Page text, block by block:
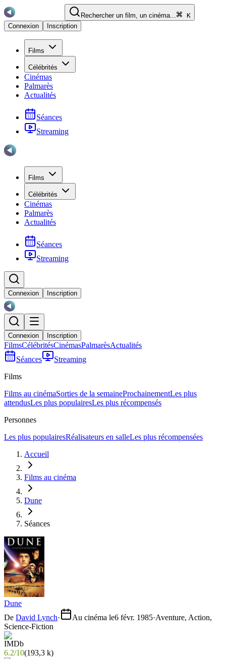
Rechercher un film, un cinéma...
K
Connexion
Inscription
Films
Célébrités
Cinémas
Palmarès
Actualités
Séances
Streaming
Films
Célébrités
Cinémas
Palmarès
Actualités
Séances
Streaming
Connexion Inscription
Connexion Inscription
FilmsCélébritésCinémasPalmarèsActualités
Séances
Streaming
Films
Films au cinémaSorties de la semaineProchainementLes plus
attendusLes plus populairesLes plus récompensés
Personnes
Les plus populairesRéalisateurs en salleLes plus récompensées
Accueil
Films au cinéma
Dune
Séances
Dune
De David Lynch· Au cinéma le6 févr. 1985·Aventure, Action,
Science-Fiction
6.2/10(193,3 k)